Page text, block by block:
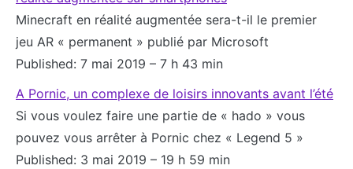
Minecraft en réalité augmentée sera-t-il le premier
jeu AR « permanent » publié par Microsoft
Published: 7 mai 2019 – 7 h 43 min
A Pornic, un complexe de loisirs innovants avant l’été
Si vous voulez faire une partie de « hado » vous
pouvez vous arrêter à Pornic chez « Legend 5 »
Published: 3 mai 2019 – 19 h 59 min